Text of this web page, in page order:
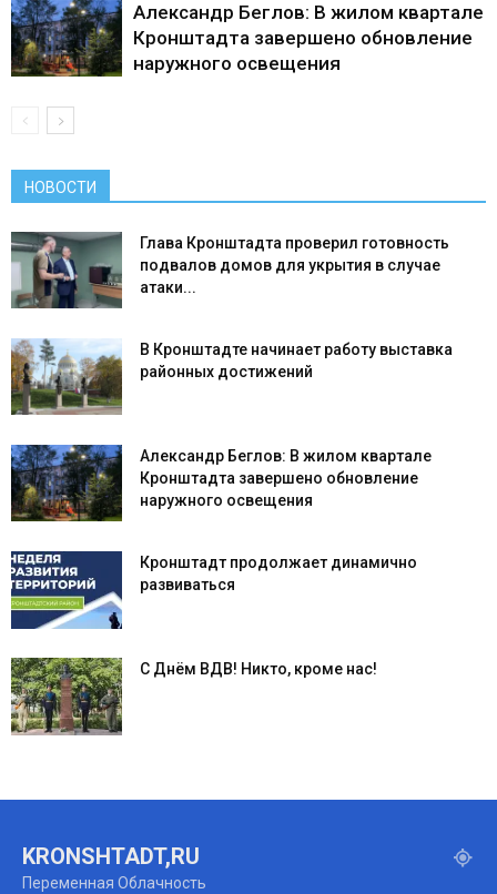
Александр Беглов: В жилом квартале
Кронштадта завершено обновление
наружного освещения
НОВОСТИ
Глава Кронштадта проверил готовность
подвалов домов для укрытия в случае
атаки...
В Кронштадте начинает работу выставка
районных достижений
Александр Беглов: В жилом квартале
Кронштадта завершено обновление
наружного освещения
Кронштадт продолжает динамично
развиваться
С Днём ВДВ! Никто, кроме нас!
KRONSHTADT,RU
Переменная Облачность